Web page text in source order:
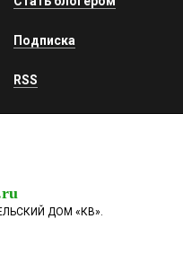
Подписка
RSS
ДОМ «КВ».